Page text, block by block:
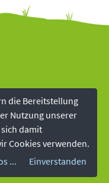
die Bereitstellung
Nutzung unserer
damit
Cookies verwenden.
...
Einverstanden